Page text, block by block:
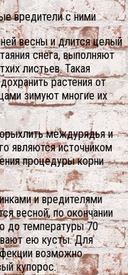
вредители с ними
весны и длится целый
снега, выполняют
листьев. Такая
растения от
зимуют многие их
междурядья и
являются источником
процедуры корни
и вредителями
весной, по окончании
до температуры 70
ею кусты. Для
возможно
купорос.